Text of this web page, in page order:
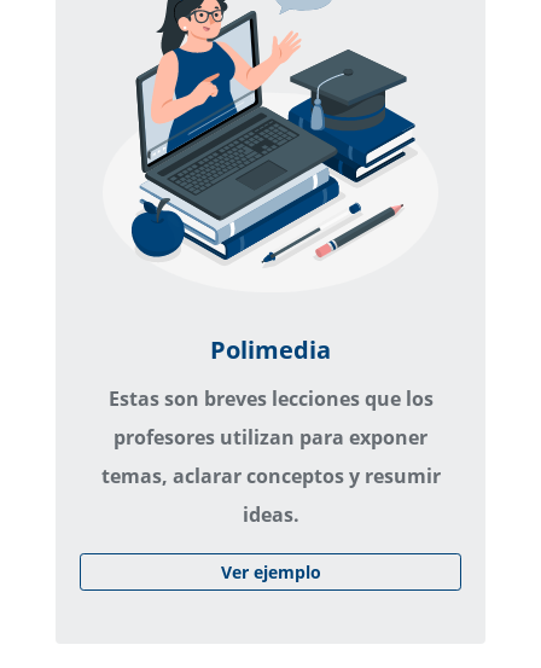
Polimedia
Estas son breves lecciones que los
profesores utilizan para exponer
temas, aclarar conceptos y resumir
ideas.
Ver ejemplo